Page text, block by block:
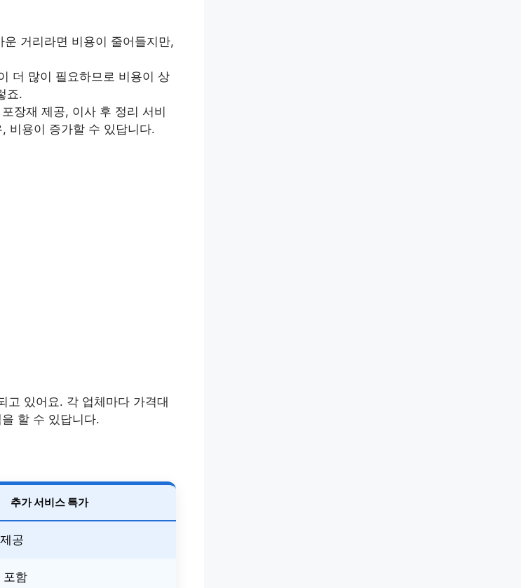
거리라면 비용이 줄어들지만,
더 많이 필요하므로 비용이 상
죠.
장재 제공, 이사 후 정리 서비
비용이 증가할 수 있답니다.
고 있어요. 각 업체마다 가격대
할 수 있답니다.
추가 서비스 특가
공
포함